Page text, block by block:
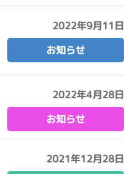
2022年9月11日
お知らせ
2022年4月28日
お知らせ
2021年12月28日